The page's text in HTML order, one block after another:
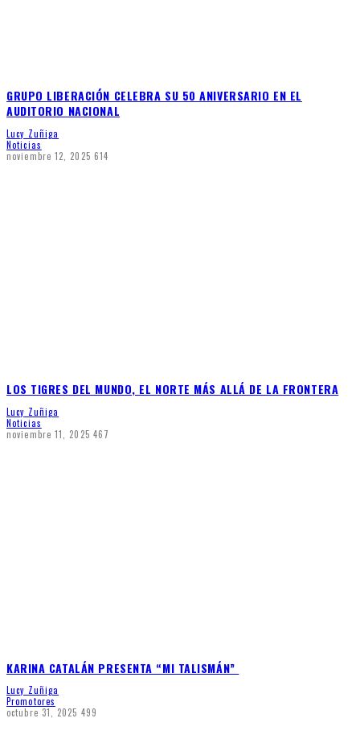
GRUPO LIBERACIÓN CELEBRA SU 50 ANIVERSARIO EN EL
AUDITORIO NACIONAL
Lucy Zuñiga
Noticias
noviembre 12, 2025 614
LOS TIGRES DEL MUNDO, EL NORTE MÁS ALLÁ DE LA FRONTERA
Lucy Zuñiga
Noticias
noviembre 11, 2025 467
KARINA CATALÁN PRESENTA “MI TALISMÁN”
Lucy Zuñiga
Promotores
octubre 31, 2025 499